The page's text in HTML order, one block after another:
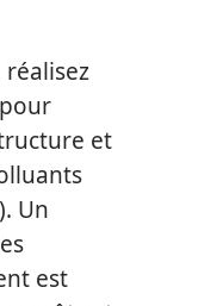
pour
et
Un
est